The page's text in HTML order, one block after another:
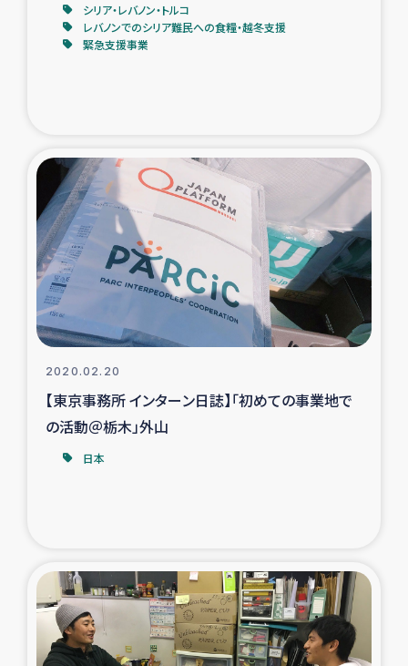
スリランカ ジャフナ県干物事業
スリランカの南北女性をつなぐサリー・リサイクル・プロ
ジェクト
復興支援事業
民際教育事業
ガザ人道支援
タイ国境ミャンマー移民子ども支援
漁民によるマングローブ植林活動
シリア・レバノン・トルコ
レバノンでのシリア難民への食糧・越冬支援
緊急支援事業
2020.02.20
【東京事務所 インターン日誌】「初めての事業地で
の活動＠栃木」外山
日本